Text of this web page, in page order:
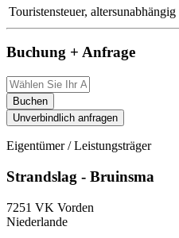
Touristensteuer, altersunabhängig
Buchung + Anfrage
Buchen
Unverbindlich anfragen
Eigentümer / Leistungsträger
Strandslag - Bruinsma
7251 VK Vorden
Niederlande